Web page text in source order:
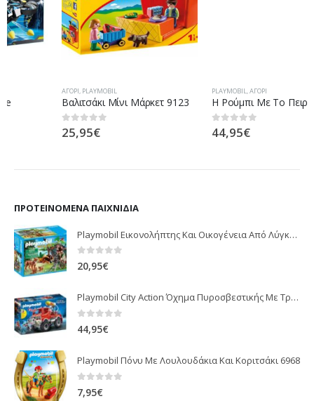
PLAYMOBIL
Βαλιτσάκι Μίνι Μάρκετ 9123
ΑΓΌΡΙ
H Ρούμπι Με Το Πειρατικό Chameleon
ΠΡΟΤΕΙΝΌΜΕΝΑ ΠΑΙΧΝΊΔΙΑ
Playmobil Εικονολήπτης Και Οικογένεια Από Λύγκες 5561
0 out of 5
20,95€
Playmobil City Action Όχημα Πυροσβεστικής Με Τροχαλία Ρυμούλκησης 9466
0 out of 5
44,95€
Playmobil Πόνυ Με Λουλουδάκια Και Κοριτσάκι 6968
7,95€